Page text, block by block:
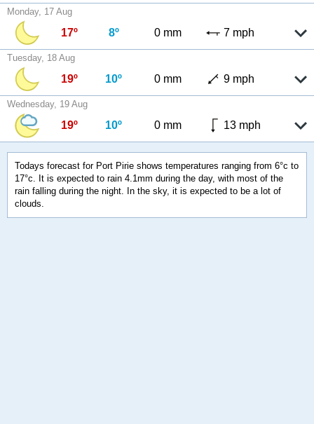
Monday, 17 Aug
17º 8º 0 mm 7 mph
Tuesday, 18 Aug
19º 10º 0 mm 9 mph
Wednesday, 19 Aug
19º 10º 0 mm 13 mph
Todays forecast for Port Pirie shows temperatures ranging from 6°c to
17°c. It is expected to rain 4.1mm during the day, with most of the
rain falling during the night. In the sky, it is expected to be a lot of
clouds.